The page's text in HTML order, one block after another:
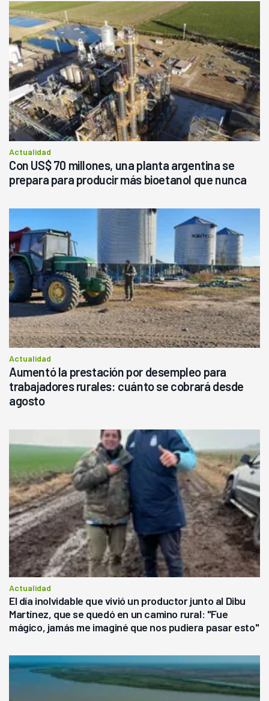
Actualidad
Con US$ 70 millones, una planta argentina se
prepara para producir más bioetanol que nunca
Actualidad
Aumentó la prestación por desempleo para
trabajadores rurales: cuánto se cobrará desde
agosto
Actualidad
El día inolvidable que vivió un productor junto al Dibu
Martínez, que se quedó en un camino rural: "Fue
mágico, jamás me imaginé que nos pudiera pasar esto"